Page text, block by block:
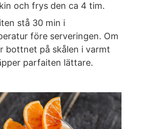
och frys den ca 4 tim.
stå 30 min i
före serveringen. Om
bottnet på skålen i varmt
parfaiten lättare.